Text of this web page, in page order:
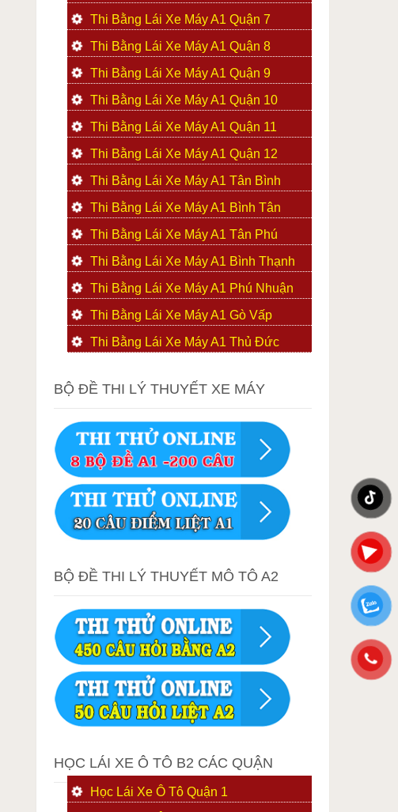
Thi Bằng Lái Xe Máy A1 Quận 7
Thi Bằng Lái Xe Máy A1 Quận 8
Thi Bằng Lái Xe Máy A1 Quận 9
Thi Bằng Lái Xe Máy A1 Quận 10
Thi Bằng Lái Xe Máy A1 Quận 11
Thi Bằng Lái Xe Máy A1 Quận 12
Thi Bằng Lái Xe Máy A1 Tân Bình
Thi Bằng Lái Xe Máy A1 Bình Tân
Thi Bằng Lái Xe Máy A1 Tân Phú
Thi Bằng Lái Xe Máy A1 Bình Thạnh
Thi Bằng Lái Xe Máy A1 Phú Nhuận
Thi Bằng Lái Xe Máy A1 Gò Vấp
Thi Bằng Lái Xe Máy A1 Thủ Đức
BỘ ĐỀ THI LÝ THUYẾT XE MÁY
BỘ ĐỀ THI LÝ THUYẾT MÔ TÔ A2
HỌC LÁI XE Ô TÔ B2 CÁC QUẬN
Học Lái Xe Ô Tô Quận 1